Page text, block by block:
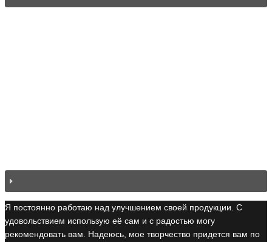
Я постоянно работаю над улучшением своей продукции. С
удовольствием использую её сам и с радостью могу
рекомендовать вам. Надеюсь, мое творчество придется вам по